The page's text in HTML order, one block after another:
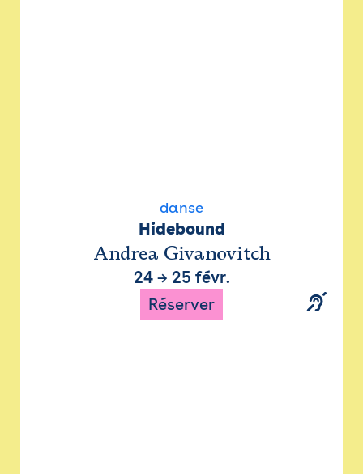
danse
Hidebound
Andrea Givanovitch
24→ 25 févr.
Réserver